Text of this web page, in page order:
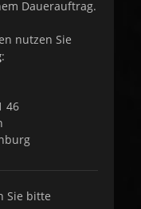
Dauerauftrag.
nutzen Sie
:
46
Sie bitte